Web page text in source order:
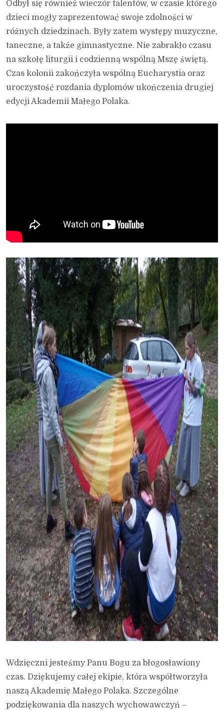
Odbył się również wieczór talentów, w czasie którego
dzieci mogły zaprezentować swoje zdolności w
różnych dziedzinach. Były zatem występy muzyczne,
taneczne, a także gimnastyczne. Nie zabrakło czasu
na szkołę liturgii i codzienną wspólną Mszę świętą.
Czas kolonii zakończyła wspólną Eucharystia oraz
uroczystość rozdania dyplomów ukończenia drugiej
edycji Akademii Małego Polaka.
Wdzięczni jesteśmy Panu Bogu za błogosławiony
czas. Dziękujemy całej ekipie, która współtworzyła
naszą Akademię Małego Polaka. Szczególne
podziękowania dla naszych wychowawczyń –